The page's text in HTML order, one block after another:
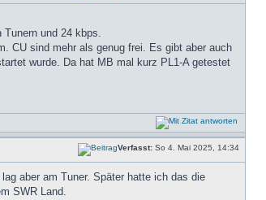
und 24 kbps.
CU sind mehr als genug frei. Es gibt aber auch
wurde. Da hat MB mal kurz PL1-A getestet
Verfasst: So 4. Mai 2025, 14:34
aber am Tuner. Später hatte ich das die
SWR Land.